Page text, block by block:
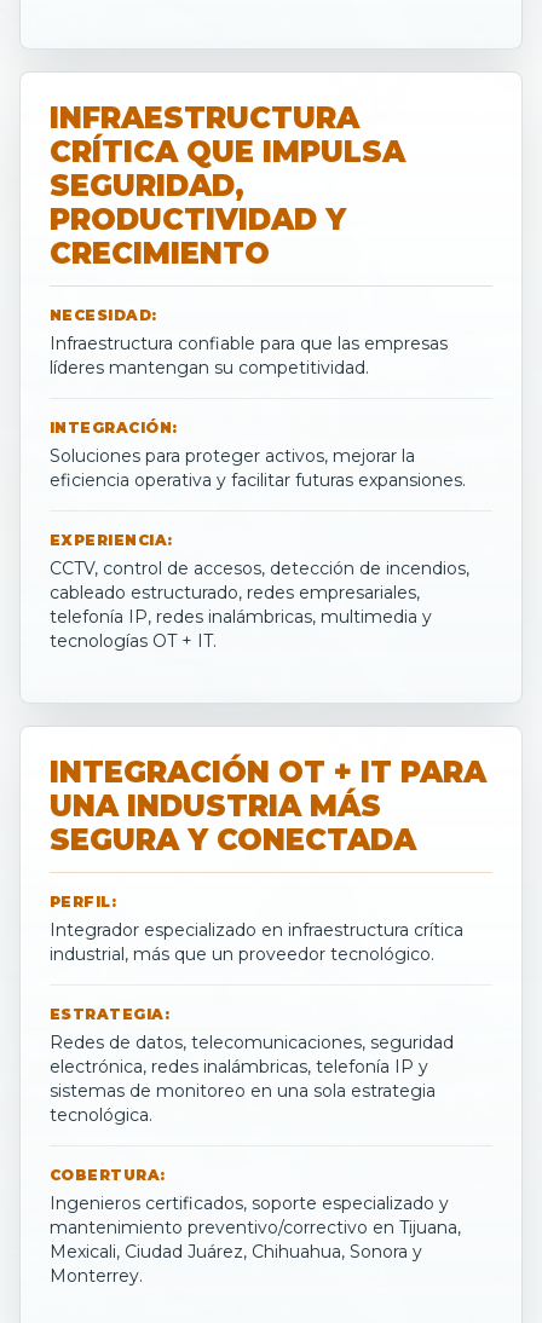
INFRAESTRUCTURA
CRÍTICA QUE IMPULSA
SEGURIDAD,
PRODUCTIVIDAD Y
CRECIMIENTO
NECESIDAD:
Infraestructura confiable para que las empresas
líderes mantengan su competitividad.
INTEGRACIÓN:
Soluciones para proteger activos, mejorar la
eficiencia operativa y facilitar futuras expansiones.
EXPERIENCIA:
CCTV, control de accesos, detección de incendios,
cableado estructurado, redes empresariales,
telefonía IP, redes inalámbricas, multimedia y
tecnologías OT + IT.
INTEGRACIÓN OT + IT PARA
UNA INDUSTRIA MÁS
SEGURA Y CONECTADA
PERFIL:
Integrador especializado en infraestructura crítica
industrial, más que un proveedor tecnológico.
ESTRATEGIA:
Redes de datos, telecomunicaciones, seguridad
electrónica, redes inalámbricas, telefonía IP y
sistemas de monitoreo en una sola estrategia
tecnológica.
COBERTURA:
Ingenieros certificados, soporte especializado y
mantenimiento preventivo/correctivo en Tijuana,
Mexicali, Ciudad Juárez, Chihuahua, Sonora y
Monterrey.